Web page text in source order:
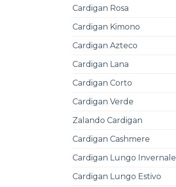
Cardigan Rosa
Cardigan Kimono
Cardigan Azteco
Cardigan Lana
Cardigan Corto
Cardigan Verde
Zalando Cardigan
Cardigan Cashmere
Cardigan Lungo Invernale
Cardigan Lungo Estivo